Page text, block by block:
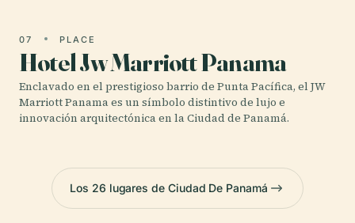
07 PLACE
Hotel Jw Marriott Panama
Enclavado en el prestigioso barrio de Punta Pacífica, el JW
Marriott Panama es un símbolo distintivo de lujo e
innovación arquitectónica en la Ciudad de Panamá.
Los 26 lugares de Ciudad De Panamá